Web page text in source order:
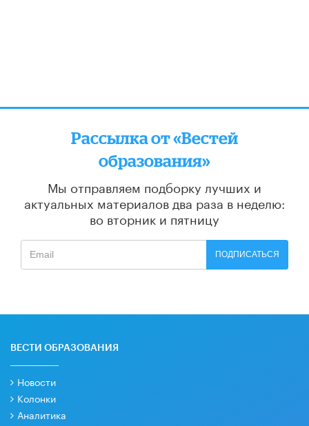
Рассылка от «Вестей
образования»
Мы отправляем подборку лучших и
актуальных материалов два раза в неделю:
во вторник и пятницу
ПОДПИСАТЬСЯ
ВЕСТИ ОБРАЗОВАНИЯ
Новости
Колонки
Аналитика